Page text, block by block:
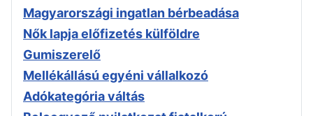
Magyarországi ingatlan bérbeadása
Nők lapja előfizetés külföldre
Gumiszerelő
Mellékállású egyéni vállalkozó
Adókategória váltás